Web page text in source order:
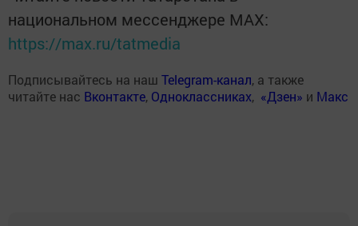
национальном мессенджере MАХ:
https://max.ru/tatmedia
Подписывайтесь на наш Telegram-канал, а также
читайте нас Вконтакте, Одноклассниках, «Дзен» и Макс